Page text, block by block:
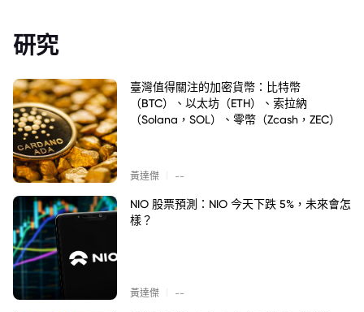
研究
臺灣值得關注的加密貨幣：比特幣
（BTC）、以太坊（ETH）、索拉納
（Solana，SOL）、零幣（Zcash，ZEC）
黃達傑 --
NIO 股票預測：NIO 今天下跌 5%，未來會怎
樣？
黃達傑 --